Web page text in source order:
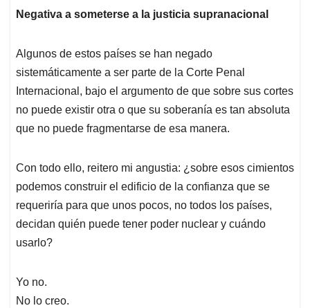
Negativa a someterse a la justicia supranacional
Algunos de estos países se han negado
sistemáticamente a ser parte de la Corte Penal
Internacional, bajo el argumento de que sobre sus cortes
no puede existir otra o que su soberanía es tan absoluta
que no puede fragmentarse de esa manera.
Con todo ello, reitero mi angustia: ¿sobre esos cimientos
podemos construir el edificio de la confianza que se
requeriría para que unos pocos, no todos los países,
decidan quién puede tener poder nuclear y cuándo
usarlo?
Yo no.
No lo creo.